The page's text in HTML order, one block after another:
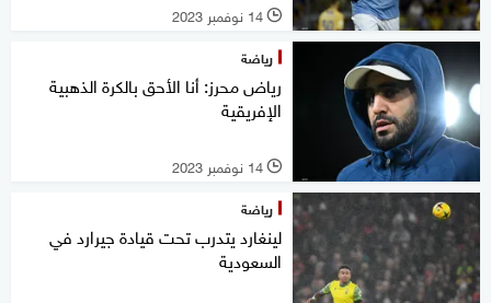
l 14 نوفمبر 2023
رياضة
رياض محرز: أنا الأحق بالكرة الذهبية
الإفريقية
l 14 نوفمبر 2023
رياضة
لينغارد يتدرب تحت قيادة جيرارد في
السعودية